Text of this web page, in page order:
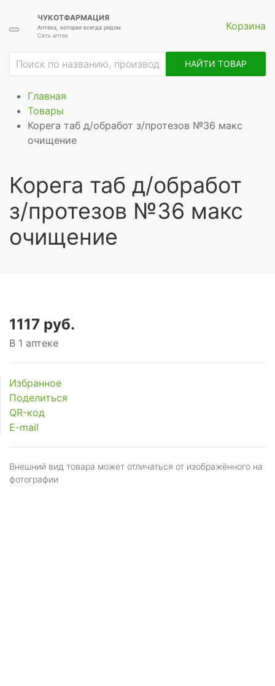
ЧУКОТФАРМАЦИЯ
Аптека, которая всегда рядом
Сеть аптек
Корзина
НАЙТИ ТОВАР
Главная
Товары
Корега таб д/обработ з/протезов №36 макс
очищение
Корега таб д/обработ
з/протезов №36 макс
очищение
1117 руб.
В 1 аптеке
Избранное
Поделиться
QR-код
E-mail
Внешний вид товара может отличаться от изображённого на
фотографии